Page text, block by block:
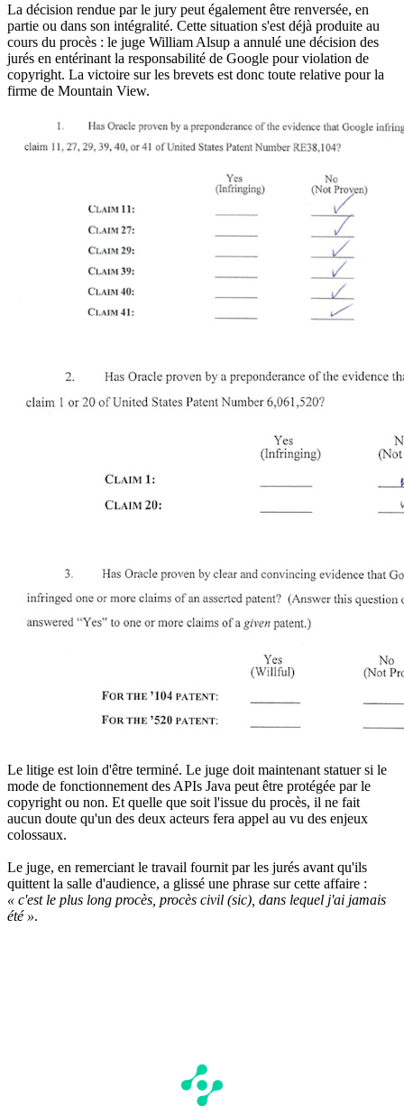
La décision rendue par le jury peut également être renversée, en
partie ou dans son intégralité. Cette situation s'est déjà produite au
cours du procès : le juge William Alsup a annulé une décision des
jurés en entérinant la responsabilité de Google pour violation de
copyright. La victoire sur les brevets est donc toute relative pour la
firme de Mountain View.
Le litige est loin d'être terminé. Le juge doit maintenant statuer si le
mode de fonctionnement des APIs Java peut être protégée par le
copyright ou non. Et quelle que soit l'issue du procès, il ne fait
aucun doute qu'un des deux acteurs fera appel au vu des enjeux
colossaux.
Le juge, en remerciant le travail fournit par les jurés avant qu'ils
quittent la salle d'audience, a glissé une phrase sur cette affaire :
« c'est le plus long procès, procès civil (sic), dans lequel j'ai jamais
été ».